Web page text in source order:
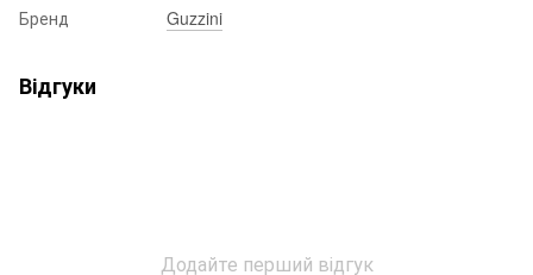
Бренд
Guzzini
Відгуки
Додайте перший відгук